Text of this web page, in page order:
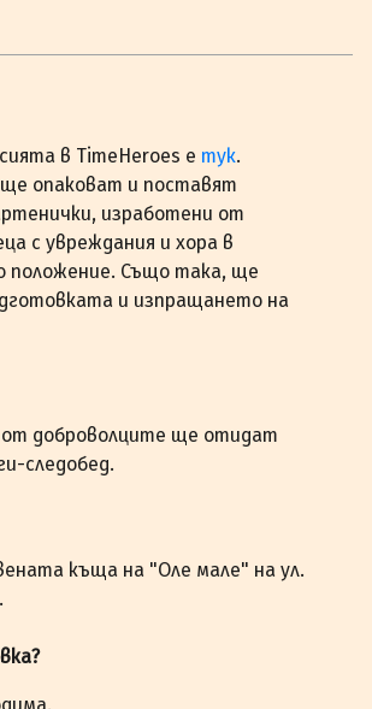
в TimeHeroes е тук.
опаковат и поставят
изработени от
с увреждания и хора в
положение. Също така, ще
и изпращането на
от доброволците ще отидат
следобед.
къща на "Оле мале" на ул.